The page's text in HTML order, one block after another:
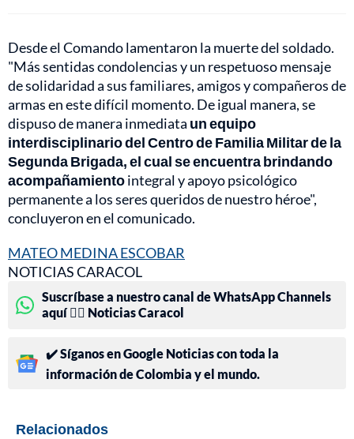
Desde el Comando lamentaron la muerte del soldado.
"Más sentidas condolencias y un respetuoso mensaje
de solidaridad a sus familiares, amigos y compañeros de
armas en este difícil momento. De igual manera, se
dispuso de manera inmediata un equipo
interdisciplinario del Centro de Familia Militar de la
Segunda Brigada, el cual se encuentra brindando
acompañamientointegral y apoyo psicológico
permanente a los seres queridos de nuestro héroe",
concluyeron en el comunicado.
MATEO MEDINA ESCOBAR
NOTICIAS CARACOL
Suscríbase a nuestro canal de WhatsApp Channels
aquí 👉🏻 Noticias Caracol
✔️ Síganos en Google Noticias con toda la
información de Colombia y el mundo.
Relacionados